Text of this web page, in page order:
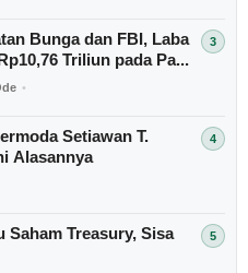
Bunga dan FBI, Laba
Triliun pada Pa...
•
Setiawan T.
Alasannya
Saham Treasury, Sisa